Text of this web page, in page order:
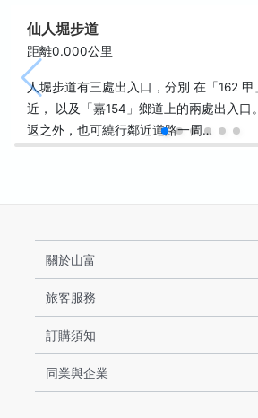
仙人堀步道
距離0.000公里
人堀步道有三處出入口，分別 在「162
近， 以及「嘉154」鄉道上的兩處出入口
返之外，也可繞行鄰近道路一周…
關於山富
旅客服務
訂購須知
同業與企業